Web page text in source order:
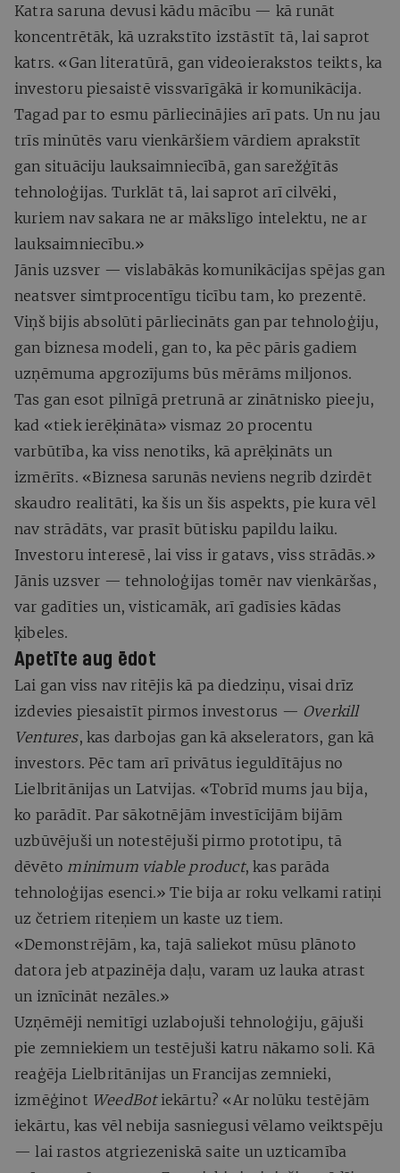
Katra saruna devusi kādu mācību — kā runāt
koncentrētāk, kā uzrakstīto izstāstīt tā, lai saprot
katrs. «Gan literatūrā, gan videoierakstos teikts, ka
investoru piesaistē vissvarīgākā ir komunikācija.
Tagad par to esmu pārliecinājies arī pats. Un nu jau
trīs minūtēs varu vienkāršiem vārdiem aprakstīt
gan situāciju lauksaimniecībā, gan sarežģītās
tehnoloģijas. Turklāt tā, lai saprot arī cilvēki,
kuriem nav sakara ne ar mākslīgo intelektu, ne ar
lauksaimniecību.»
Jānis uzsver — vislabākās komunikācijas spējas gan
neatsver simtprocentīgu ticību tam, ko prezentē.
Viņš bijis absolūti pārliecināts gan par tehnoloģiju,
gan biznesa modeli, gan to, ka pēc pāris gadiem
uzņēmuma apgrozījums būs mērāms miljonos.
Tas gan esot pilnīgā pretrunā ar zinātnisko pieeju,
kad «tiek ierēķināta» vismaz 20 procentu
varbūtība, ka viss nenotiks, kā aprēķināts un
izmērīts. «Biznesa sarunās neviens negrib dzirdēt
skaudro realitāti, ka šis un šis aspekts, pie kura vēl
nav strādāts, var prasīt būtisku papildu laiku.
Investoru interesē, lai viss ir gatavs, viss strādās.»
Jānis uzsver — tehnoloģijas tomēr nav vienkāršas,
var gadīties un, visticamāk, arī gadīsies kādas
ķibeles.
Apetīte aug ēdot
Lai gan viss nav ritējis kā pa diedziņu, visai drīz
izdevies piesaistīt pirmos investorus — Overkill
Ventures, kas darbojas gan kā akselerators, gan kā
investors. Pēc tam arī privātus ieguldītājus no
Lielbritānijas un Latvijas. «Tobrīd mums jau bija,
ko parādīt. Par sākotnējām investīcijām bijām
uzbūvējuši un notestējuši pirmo prototipu, tā
dēvēto minimum viable product, kas parāda
tehnoloģijas esenci.» Tie bija ar roku velkami ratiņi
uz četriem riteņiem un kaste uz tiem.
«Demonstrējām, ka, tajā saliekot mūsu plānoto
datora jeb atpazinēja daļu, varam uz lauka atrast
un iznīcināt nezāles.»
Uzņēmēji nemitīgi uzlabojuši tehnoloģiju, gājuši
pie zemniekiem un testējuši katru nākamo soli. Kā
reaģēja Lielbritānijas un Francijas zemnieki,
izmēģinot WeedBotiekārtu? «Ar nolūku testējām
iekārtu, kas vēl nebija sasniegusi vēlamo veiktspēju
— lai rastos atgriezeniskā saite un uzticamība